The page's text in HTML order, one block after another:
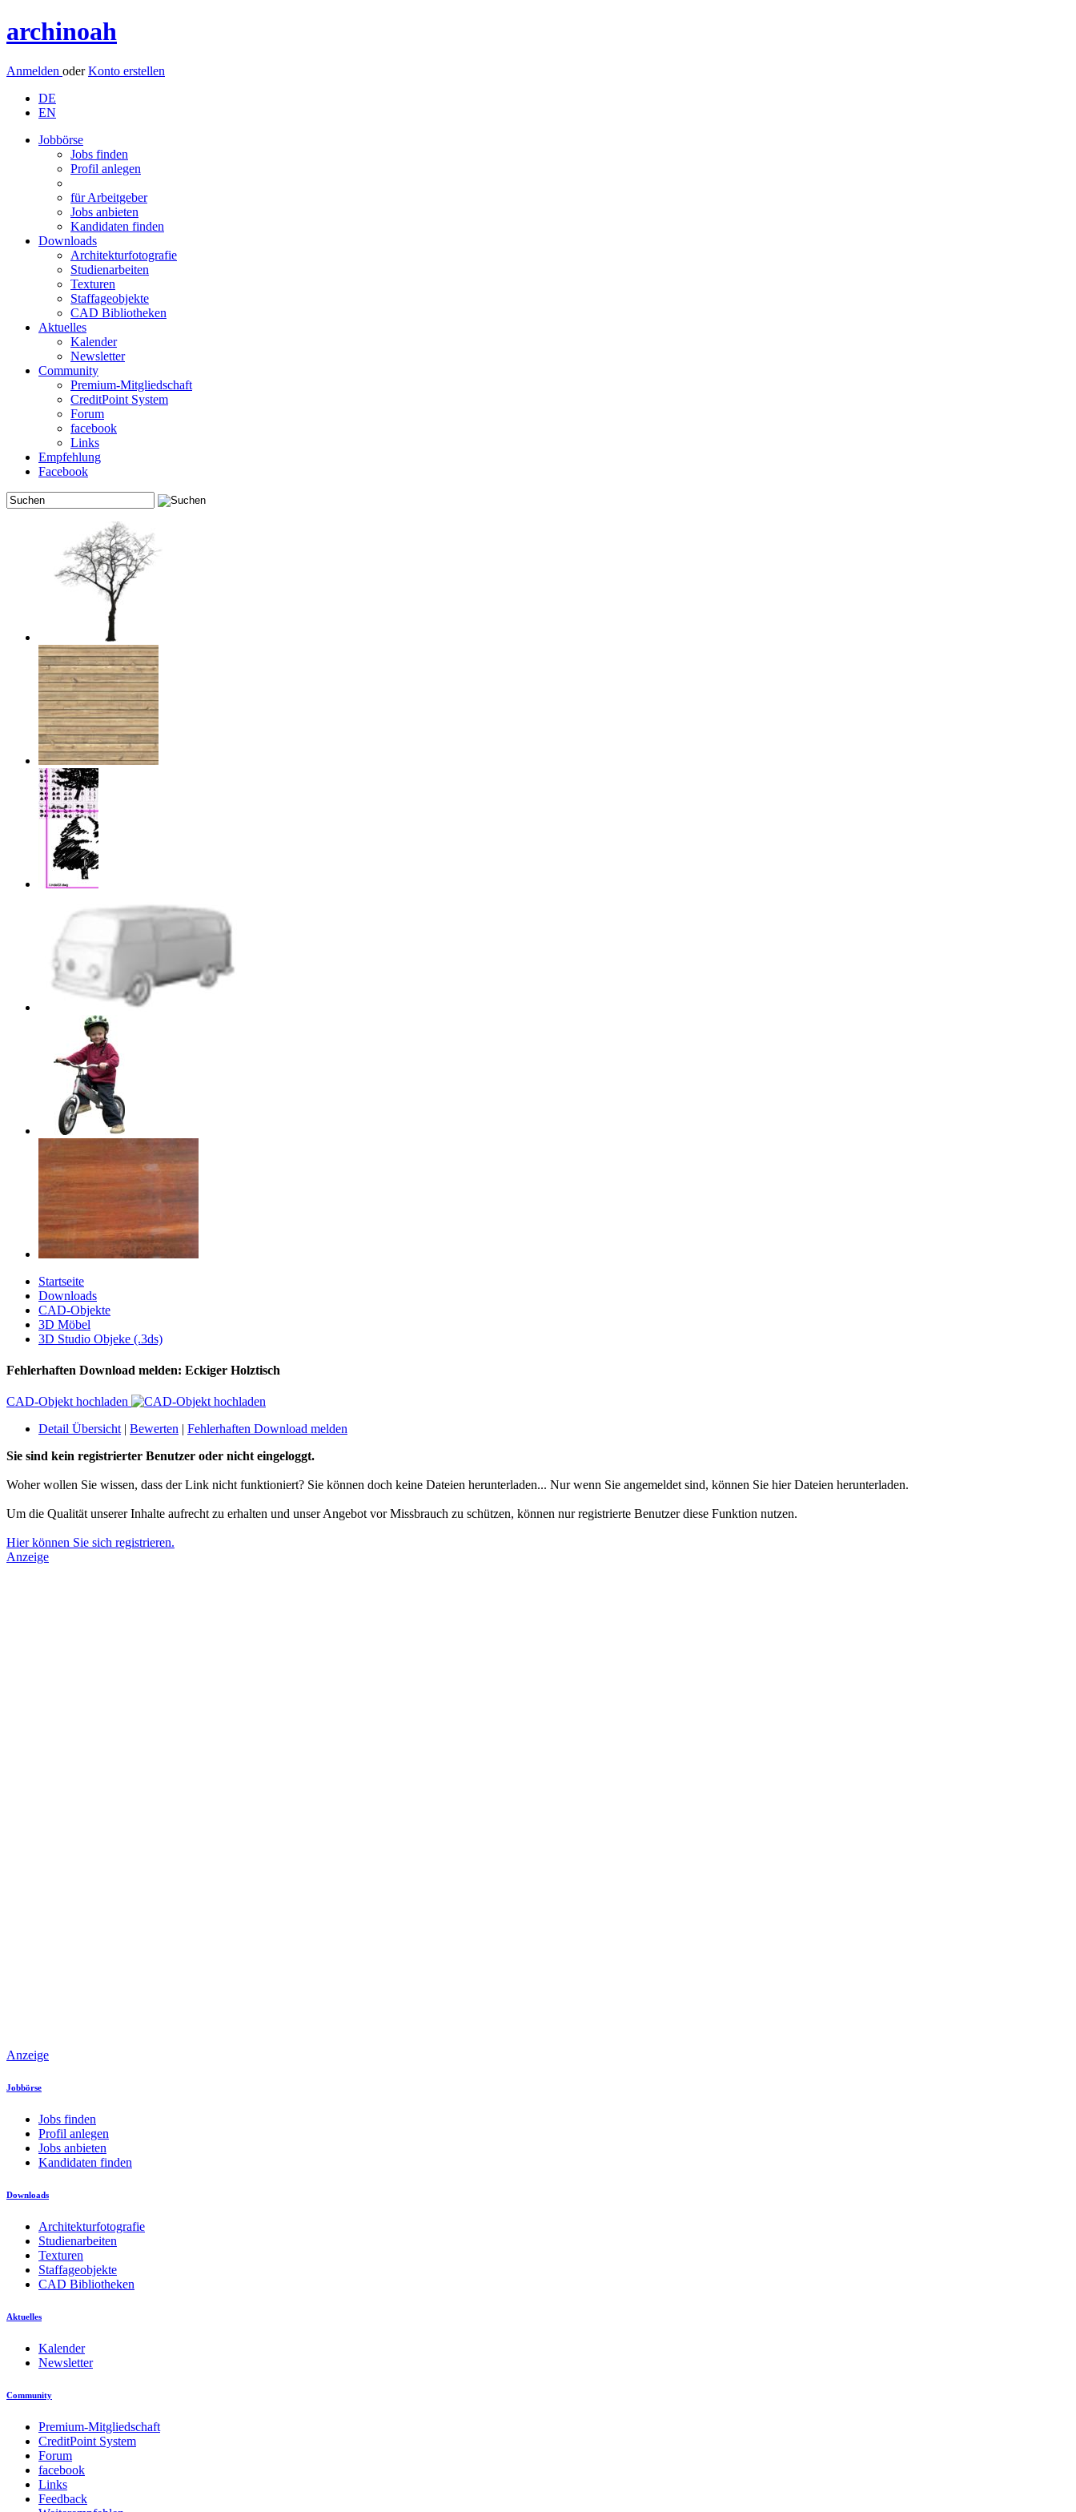
archinoah
Anmelden oderKonto erstellen
DE
EN
Jobbörse
Jobs finden
Profil anlegen
für Arbeitgeber
Jobs anbieten
Kandidaten finden
Downloads
Architekturfotografie
Studienarbeiten
Texturen
Staffageobjekte
CAD Bibliotheken
Aktuelles
Kalender
Newsletter
Community
Premium-Mitgliedschaft
CreditPoint System
Forum
facebook
Links
Empfehlung
Facebook
Startseite
Downloads
CAD-Objekte
3D Möbel
3D Studio Objeke (.3ds)
Fehlerhaften Download melden: Eckiger Holztisch
CAD-Objekt hochladen
Detail Übersicht| Bewerten | Fehlerhaften Download melden
Sie sind kein registrierter Benutzer oder nicht eingeloggt.
Woher wollen Sie wissen, dass der Link nicht funktioniert? Sie können doch keine Dateien herunterladen... Nur wenn Sie angemeldet sind, können Sie hier Dateien herunterladen.
Um die Qualität unserer Inhalte aufrecht zu erhalten und unser Angebot vor Missbrauch zu schützen, können nur registrierte Benutzer diese Funktion nutzen.
Hier können Sie sich registrieren.
Anzeige
Anzeige
Jobbörse
Jobs finden
Profil anlegen
Jobs anbieten
Kandidaten finden
Downloads
Architekturfotografie
Studienarbeiten
Texturen
Staffageobjekte
CAD Bibliotheken
Aktuelles
Kalender
Newsletter
Community
Premium-Mitgliedschaft
CreditPoint System
Forum
facebook
Links
Feedback